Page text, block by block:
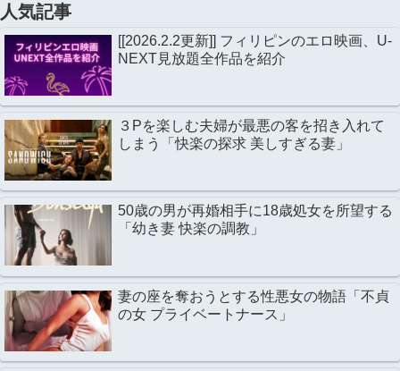
人気記事
[[2026.2.2更新]] フィリピンのエロ映画、U-
NEXT見放題全作品を紹介
３Pを楽しむ夫婦が最悪の客を招き入れて
しまう「快楽の探求 美しすぎる妻」
50歳の男が再婚相手に18歳処女を所望する
「幼き妻 快楽の調教」
妻の座を奪おうとする性悪女の物語「不貞
の女 プライベートナース」